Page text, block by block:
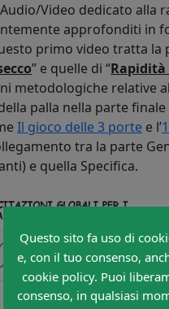
Video dedicato alla
approfonditi in
primo video tratta la
” e quelle di “
metodologiche relative
palla nella parte
Il gioco delle 3 porte e l’
tra la parte
e quella Specifica.
Questo sito fa uso di
e, con il tuo consenso,
cookie policy. Puoi
consenso, in qualsiasi